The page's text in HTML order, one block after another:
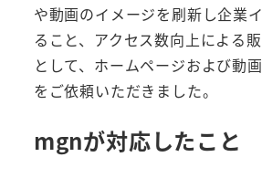
や動画のイメージを刷新し企業
ること、アクセス数向上による
として、ホームページおよび動
をご依頼いただきました。
mgnが対応したこと